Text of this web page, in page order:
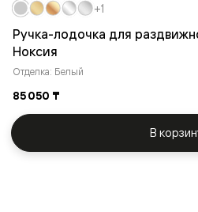
Ручка-лодочка для
Ноксия
Отделка: Белый
85 050 ₸
+1
В